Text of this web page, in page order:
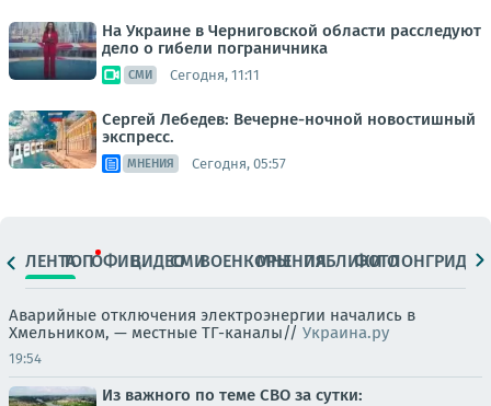
На Украине в Черниговской области расследуют
дело о гибели пограничника
СМИ Сегодня, 11:11
Сергей Лебедев: Вечерне-ночной новостишный
экспресс.
МНЕНИЯ Сегодня, 05:57
ЛЕНТАТОПОФИЦ.ВИДЕОСМИВОЕНКОРЫМНЕНИЯПАБЛИКИ
ФОТОЛОНГРИДЫ
Аварийные отключения электроэнергии начались в
Хмельником, — местные ТГ-каналы// Украина.ру
19:54
Из важного по теме СВО за сутки: